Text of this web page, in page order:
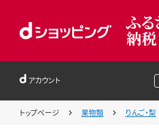
アカウント
トップページ 果物類 りんご・梨